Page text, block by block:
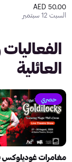
50.00 AED
السبت 12 سبتمبر
العائلية
حصري
مغامرات غوديلوكس